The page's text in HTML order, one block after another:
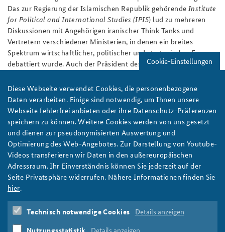
Das zur Regierung der Islamischen Republik gehörende Institute
for Political and International Studies (IPIS) lud zu mehreren
Diskussionen mit Angehörigen iranischer Think Tanks und
Vertretern verschiedener Ministerien, in denen ein breites
Spektrum wirtschaftlicher, politischer und strategischer Fragen
debattiert wurde. Auch der Präsident des IPIS und ehemalige
für einen Austausch zur Verfügung.
Schwerpunkte der offen geführten Diskussionen bildeten der
Gegensatz zwischen Iran und Saudi-Arabien und die Stabilität in
der gesamten Region. Während die iranischen Gesprächspartner
häufig Fehlperzeptionen durch den Westen beklagten, wiesen
deutsche Teilnehmer auf das Problem des Revolutionsexports
und die Position des Iran gegenüber Israel hin. Konsens bestand
auf beiden Seiten, dass eine solch offene Gesprächsform beiden
Seiten nutze und fortgesetzt werden solle.
Autor:Redaktion
Cookie-Einstellungen
Diese Webseite verwendet Cookies, die personenbezogene
Daten verarbeiten. Einige sind notwendig, um Ihnen unsere
Webseite fehlerfrei anbieten oder ihre Datenschutz-Präferenzen
speichern zu können. Weitere Cookies werden von uns gesetzt
und dienen zur pseudonymisierten Auswertung und
Optimierung des Web-Angebotes. Zur Darstellung von Youtube-
Videos transferieren wir Daten in den außereuropäischen
Adressraum. Ihr Einverständnis können Sie jederzeit auf der
Seite Privatsphäre widerrufen. Nähere Informationen finden Sie
hier.
Technisch notwendige Cookies Details anzeigen
Nutzungsstatistik
Details anzeigen